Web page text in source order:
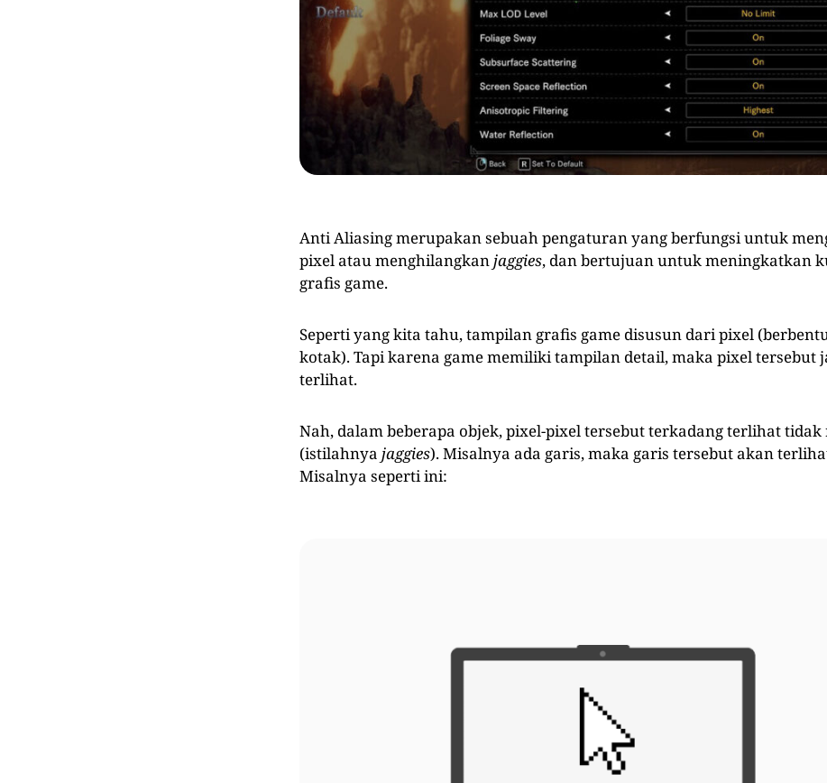
Anti Aliasing merupakan sebuah pengaturan yang berfungsi untuk
pixel atau menghilangkanjaggies, dan bertujuan untuk meningkatkan
grafis game.
Seperti yang kita tahu, tampilan grafis game disusun dari pixel
kotak). Tapi karena game memiliki tampilan detail, maka pixel tersebut
terlihat.
Nah, dalam beberapa objek, pixel-pixel tersebut terkadang terlihat tidak
(istilahnya jaggies). Misalnya ada garis, maka garis tersebut akan
Misalnya seperti ini: